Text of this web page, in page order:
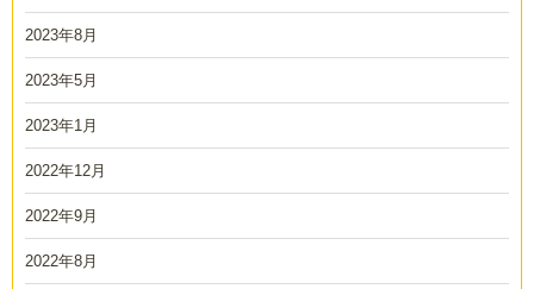
2023年8月
2023年5月
2023年1月
2022年12月
2022年9月
2022年8月